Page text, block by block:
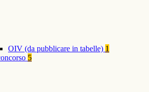
OIV (da pubblicare in tabelle) 1
5